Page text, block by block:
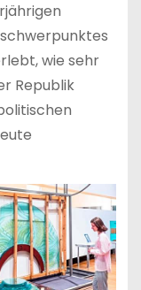
wie sehr
Republik